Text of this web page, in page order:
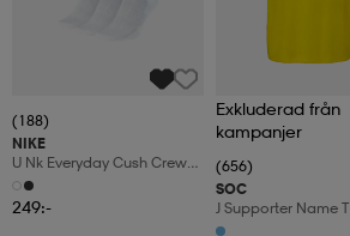
(188)
NIKE
U Nk Everyday Cush Crew
6pr-Bd
249:-
Exkluderad från
kampanjer
(656)
SOC
J Supporter Name T